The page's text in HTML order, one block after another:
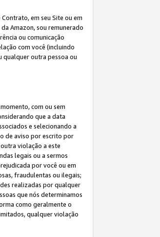
em seu Site ou em
Amazon, sou remunerado
ou comunicação
com você (incluindo
qualquer outra pessoa ou
com ou sem
que a data
e selecionando a
de aviso por escrito por
violação a este
legais ou a sermos
por você ou em
fraudulentas ou ilegais;
realizadas por qualquer
que nós determinamos
como geralmente o
qualquer violação